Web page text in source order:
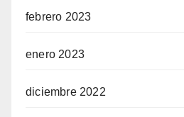
febrero 2023
enero 2023
diciembre 2022